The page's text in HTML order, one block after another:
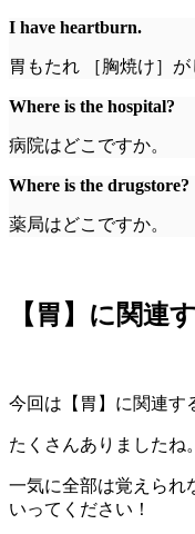
I have heartburn.
胃もたれ ［胸焼け］が
Where is the hospital?
病院はどこですか。
Where is the drugstore?
薬局はどこですか。
【胃】に関連
今回は【胃】に関連す
たくさんありましたね。
一気に全部は覚えられ
いってください！